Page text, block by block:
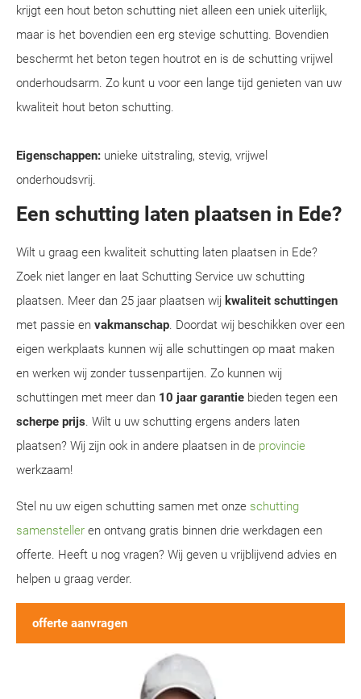
krijgt een hout beton schutting niet alleen een uniek uiterlijk,
maar is het bovendien een erg stevige schutting. Bovendien
beschermt het beton tegen houtrot en is de schutting vrijwel
onderhoudsarm. Zo kunt u voor een lange tijd genieten van uw
kwaliteit hout beton schutting.
Eigenschappen: unieke uitstraling, stevig, vrijwel
onderhoudsvrij.
Een schutting laten plaatsen in Ede?
Wilt u graag een kwaliteit schutting laten plaatsen in Ede?
Zoek niet langer en laat Schutting Service uw schutting
plaatsen. Meer dan 25 jaar plaatsen wij kwaliteit schuttingen
met passie en vakmanschap. Doordat wij beschikken over een
eigen werkplaats kunnen wij alle schuttingen op maat maken
en werken wij zonder tussenpartijen. Zo kunnen wij
schuttingen met meer dan 10 jaar garantie bieden tegen een
scherpe prijs. Wilt u uw schutting ergens anders laten
plaatsen? Wij zijn ook in andere plaatsen in de provincie
werkzaam!
Stel nu uw eigen schutting samen met onze schutting
samensteller en ontvang gratis binnen drie werkdagen een
offerte. Heeft u nog vragen? Wij geven u vrijblijvend advies en
helpen u graag verder.
offerte aanvragen